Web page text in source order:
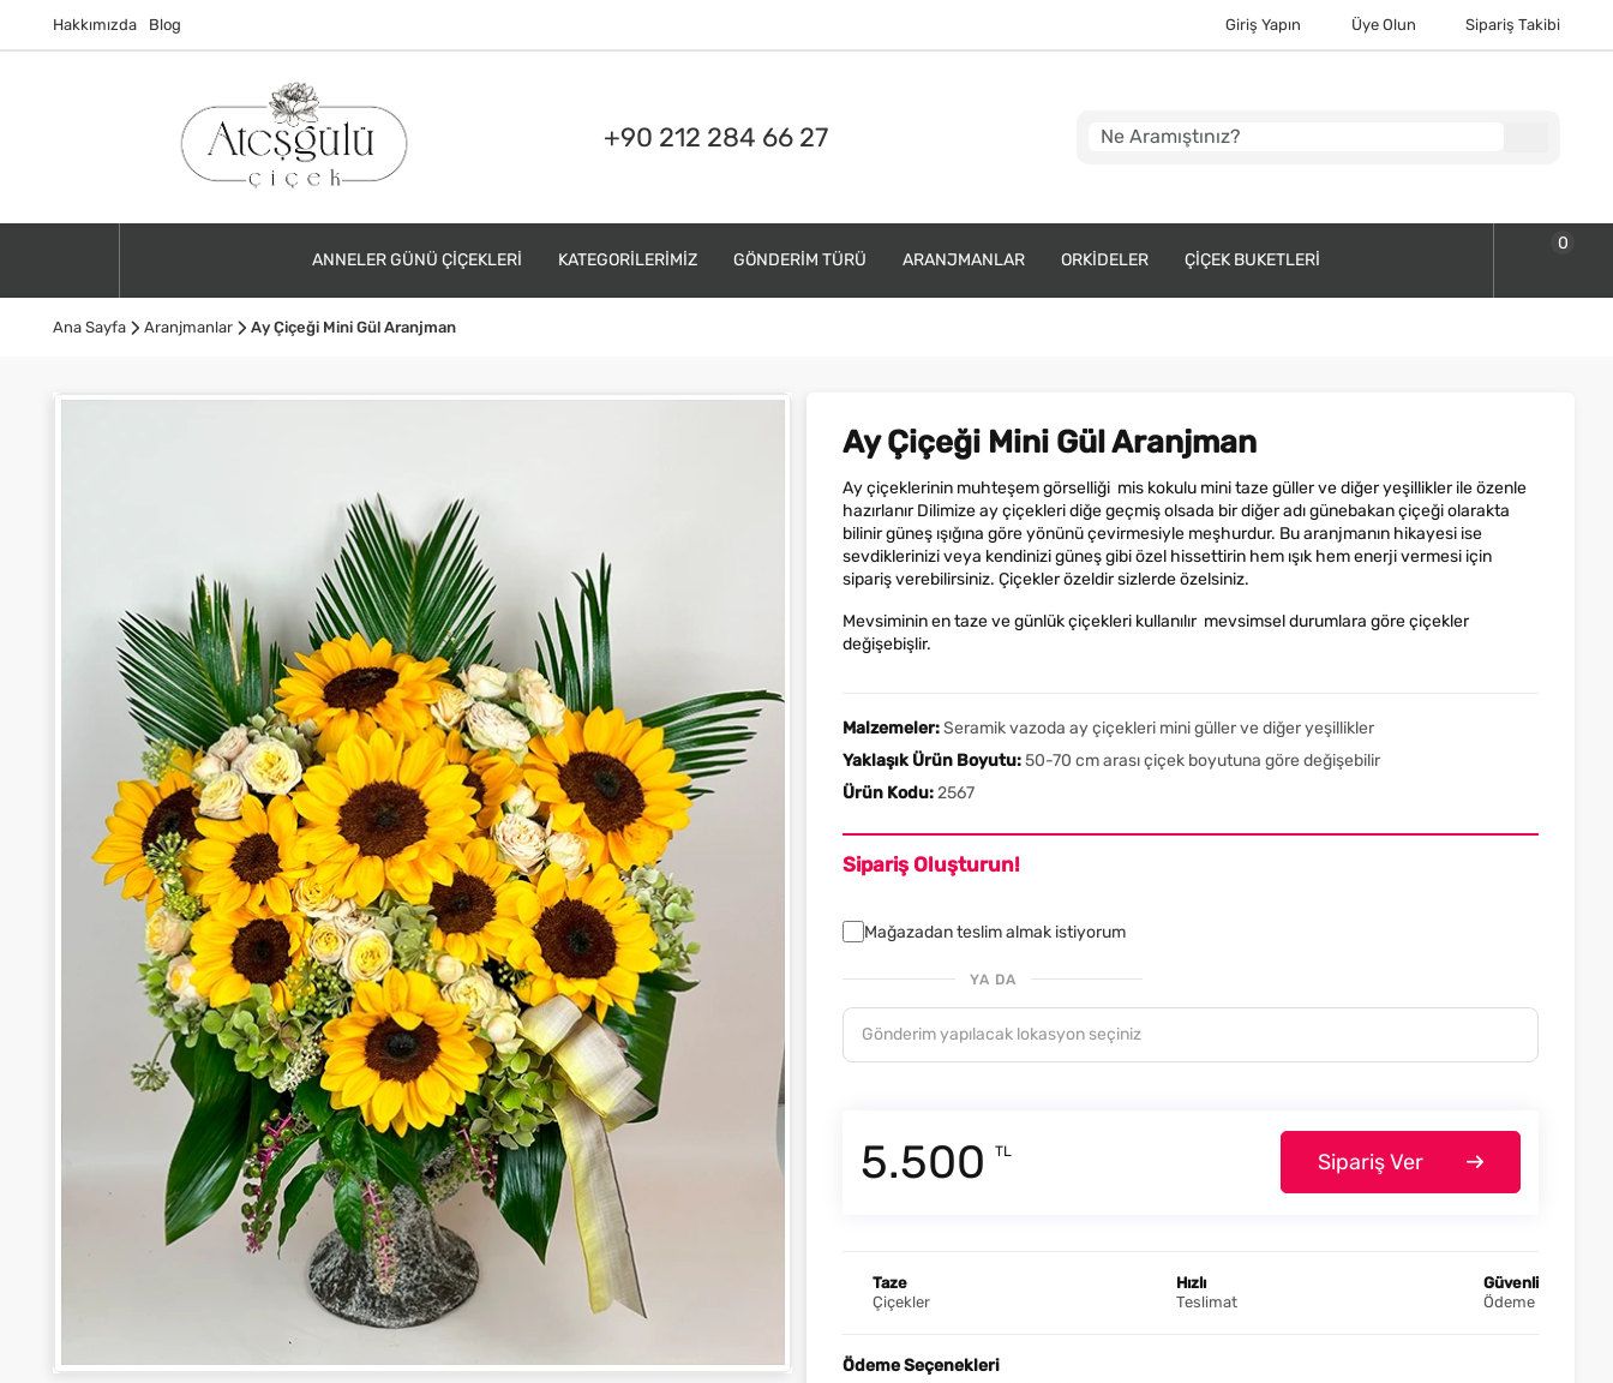
Hakkımızda Blog Giriş Yapın Üye Olun Sipariş Takibi
+90 212 284 66 27
ANNELER GÜNÜ ÇIÇEKLERI KATEGORILERIMIZ GÖNDERIM TÜRÜ ARANJMANLAR ORKIDELER ÇIÇEK BUKETLERI
0
Ana Sayfa Aranjmanlar Ay Çiçeği Mini Gül Aranjman
Ay Çiçeği Mini Gül Aranjman
Ay çiçeklerinin muhteşem görselliği mis kokulu mini taze güller ve diğer yeşillikler ile özenle
hazırlanır Dilimize ay çiçekleri diğe geçmiş olsada bir diğer adı günebakan çiçeği olarakta
bilinir güneş ışığına göre yönünü çevirmesiyle meşhurdur. Bu aranjmanın hikayesi ise
sevdiklerinizi veya kendinizi güneş gibi özel hissettirin hem ışık hem enerji vermesi için
sipariş verebilirsiniz. Çiçekler özeldir sizlerde özelsiniz.
Mevsiminin en taze ve günlük çiçekleri kullanılır mevsimsel durumlara göre çiçekler
değişebişlir.
Malzemeler:Seramik vazoda ay çiçekleri mini güller ve diğer yeşillikler
Yaklaşık Ürün Boyutu:50-70 cm arası çiçek boyutuna göre değişebilir
Ürün Kodu:2567
Sipariş Oluşturun!
Mağazadan teslim almak istiyorum
YA DA
5.500 TL Sipariş Ver
Taze
Çiçekler
Hızlı
Teslimat
Güvenli
Ödeme
Ödeme Seçenekleri